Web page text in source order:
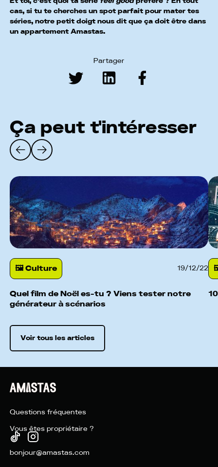
cas, si tu te cherches un spot parfait pour mater tes
séries, notre petit doigt nous dit que ça doit être dans
un appartement Amastas.
Partager
Ça peut t'intéresser
🖼 Culture 19/12/22
Quel film de Noël es-tu ? Viens tester notre
générateur à scénarios
Voir tous les articles
Questions fréquentes
Vous êtes propriétaire ?
bonjour@amastas.com